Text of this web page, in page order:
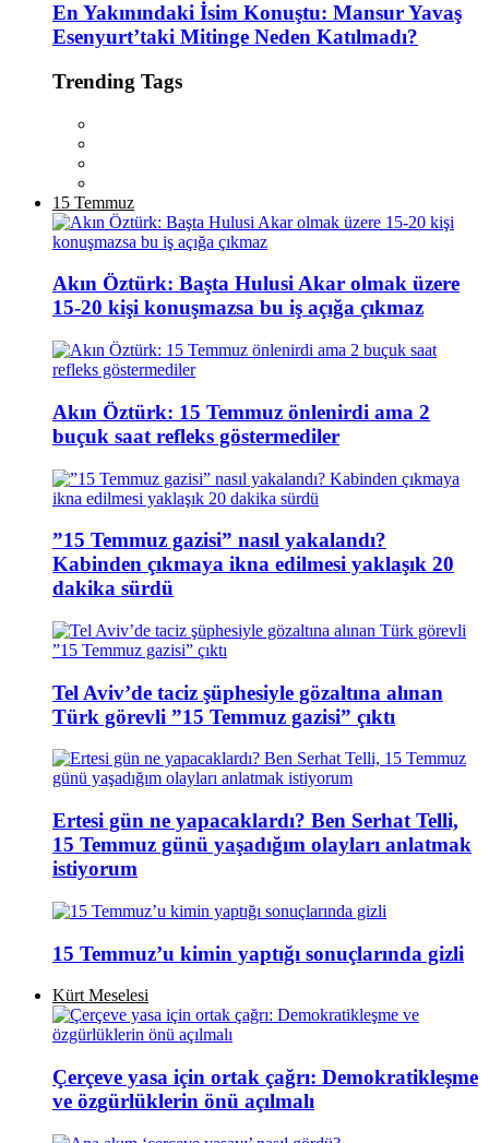
En Yakınındaki İsim Konuştu: Mansur Yavaş
Esenyurt’taki Mitinge Neden Katılmadı?
Trending Tags
15 Temmuz
Akın Öztürk: Başta Hulusi Akar olmak üzere
15-20 kişi konuşmazsa bu iş açığa çıkmaz
Akın Öztürk: 15 Temmuz önlenirdi ama 2
buçuk saat refleks göstermediler
”15 Temmuz gazisi” nasıl yakalandı?
Kabinden çıkmaya ikna edilmesi yaklaşık 20
dakika sürdü
Tel Aviv’de taciz şüphesiyle gözaltına alınan
Türk görevli ”15 Temmuz gazisi” çıktı
Ertesi gün ne yapacaklardı? Ben Serhat Telli,
15 Temmuz günü yaşadığım olayları anlatmak
istiyorum
15 Temmuz’u kimin yaptığı sonuçlarında gizli
Kürt Meselesi
Çerçeve yasa için ortak çağrı: Demokratikleşme
ve özgürlüklerin önü açılmalı